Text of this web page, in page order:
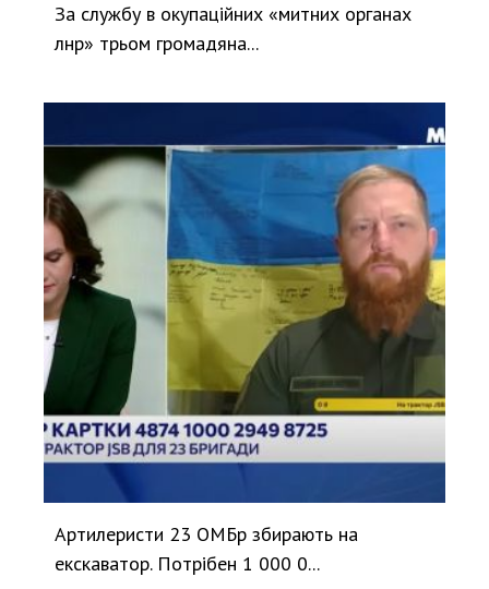
За службу в окупаційних «митних органах
лнр» трьом громадяна...
Артилеристи 23 ОМБр збирають на
екскаватор. Потрібен 1 000 0...